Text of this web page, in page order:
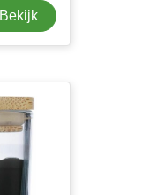
Bekijk